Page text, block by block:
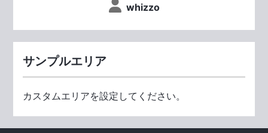
whizzo
サンプルエリア
カスタムエリアを設定してください。